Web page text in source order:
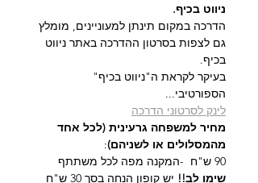
ניווט בכיף.
הדרכה במקום תינתן למעוניינים, מומלץ
גם לצפות בסרטון ההדרכה באתר ניווט
בכיף.
בעיקר לקראת ה"ניווט בכיף"
הספורטיבי...
לינק לסרטוני הדרכה
מחיר למשפחה גרעינית (לכל אחד
מהמסלולים או לשניהם):
90 ש"ח  -המקנה מפה לכל משתתף
שימו לב!!
יש קופון הנחה בסך 30 ש"ח